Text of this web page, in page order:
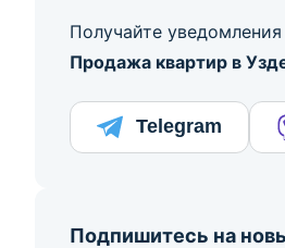
Получайте
Продажа квартир в
Telegram
Подпишитесь на